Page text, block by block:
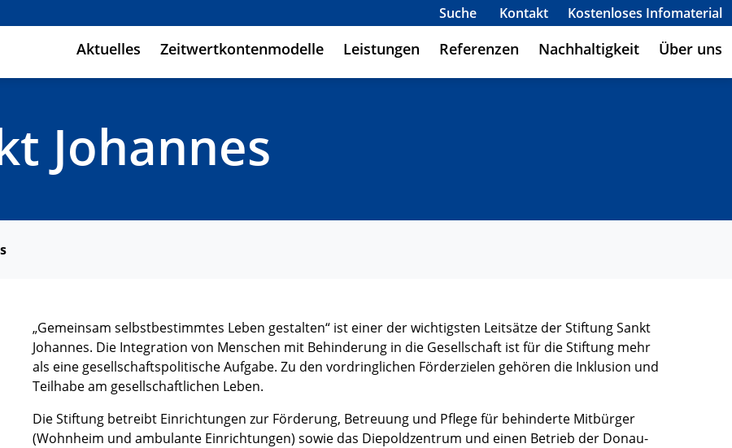
Suche Kontakt Kostenloses Infomaterial
Aktuelles Zeitwertkontenmodelle Leistungen Referenzen Nachhaltigkeit Über uns
Johannes
„Gemeinsam selbstbestimmtes Leben gestalten“ ist einer der wichtigsten Leitsätze der Stiftung Sankt
Johannes. Die Integration von Menschen mit Behinderung in die Gesellschaft ist für die Stiftung mehr
als eine gesellschaftspolitische Aufgabe. Zu den vordringlichen Förderzielen gehören die Inklusion und
Teilhabe am gesellschaftlichen Leben.
Die Stiftung betreibt Einrichtungen zur Förderung, Betreuung und Pflege für behinderte Mitbürger
(Wohnheim und ambulante Einrichtungen) sowie das Diepoldzentrum und einen Betrieb der Donau-